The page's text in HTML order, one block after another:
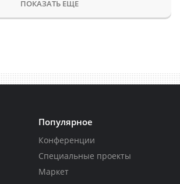
ПОКАЗАТЬ ЕЩЕ
Популярное
Конференции
Специальные проекты
Маркет